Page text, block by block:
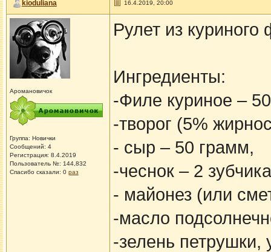
kioduliana 16.4.2019, 20:00
Аромановичок
Группа: Новички
Сообщений: 4
Регистрация: 8.4.2019
Пользователь №: 144,832
Спасибо сказали: 0 раз
Рулет из
Ингредиенты:
-Филе куриное –
-творог (5%
- сыр – 50 грамм,
-чеснок – 2
- майонез (или
-масло
-зелень петрушки,